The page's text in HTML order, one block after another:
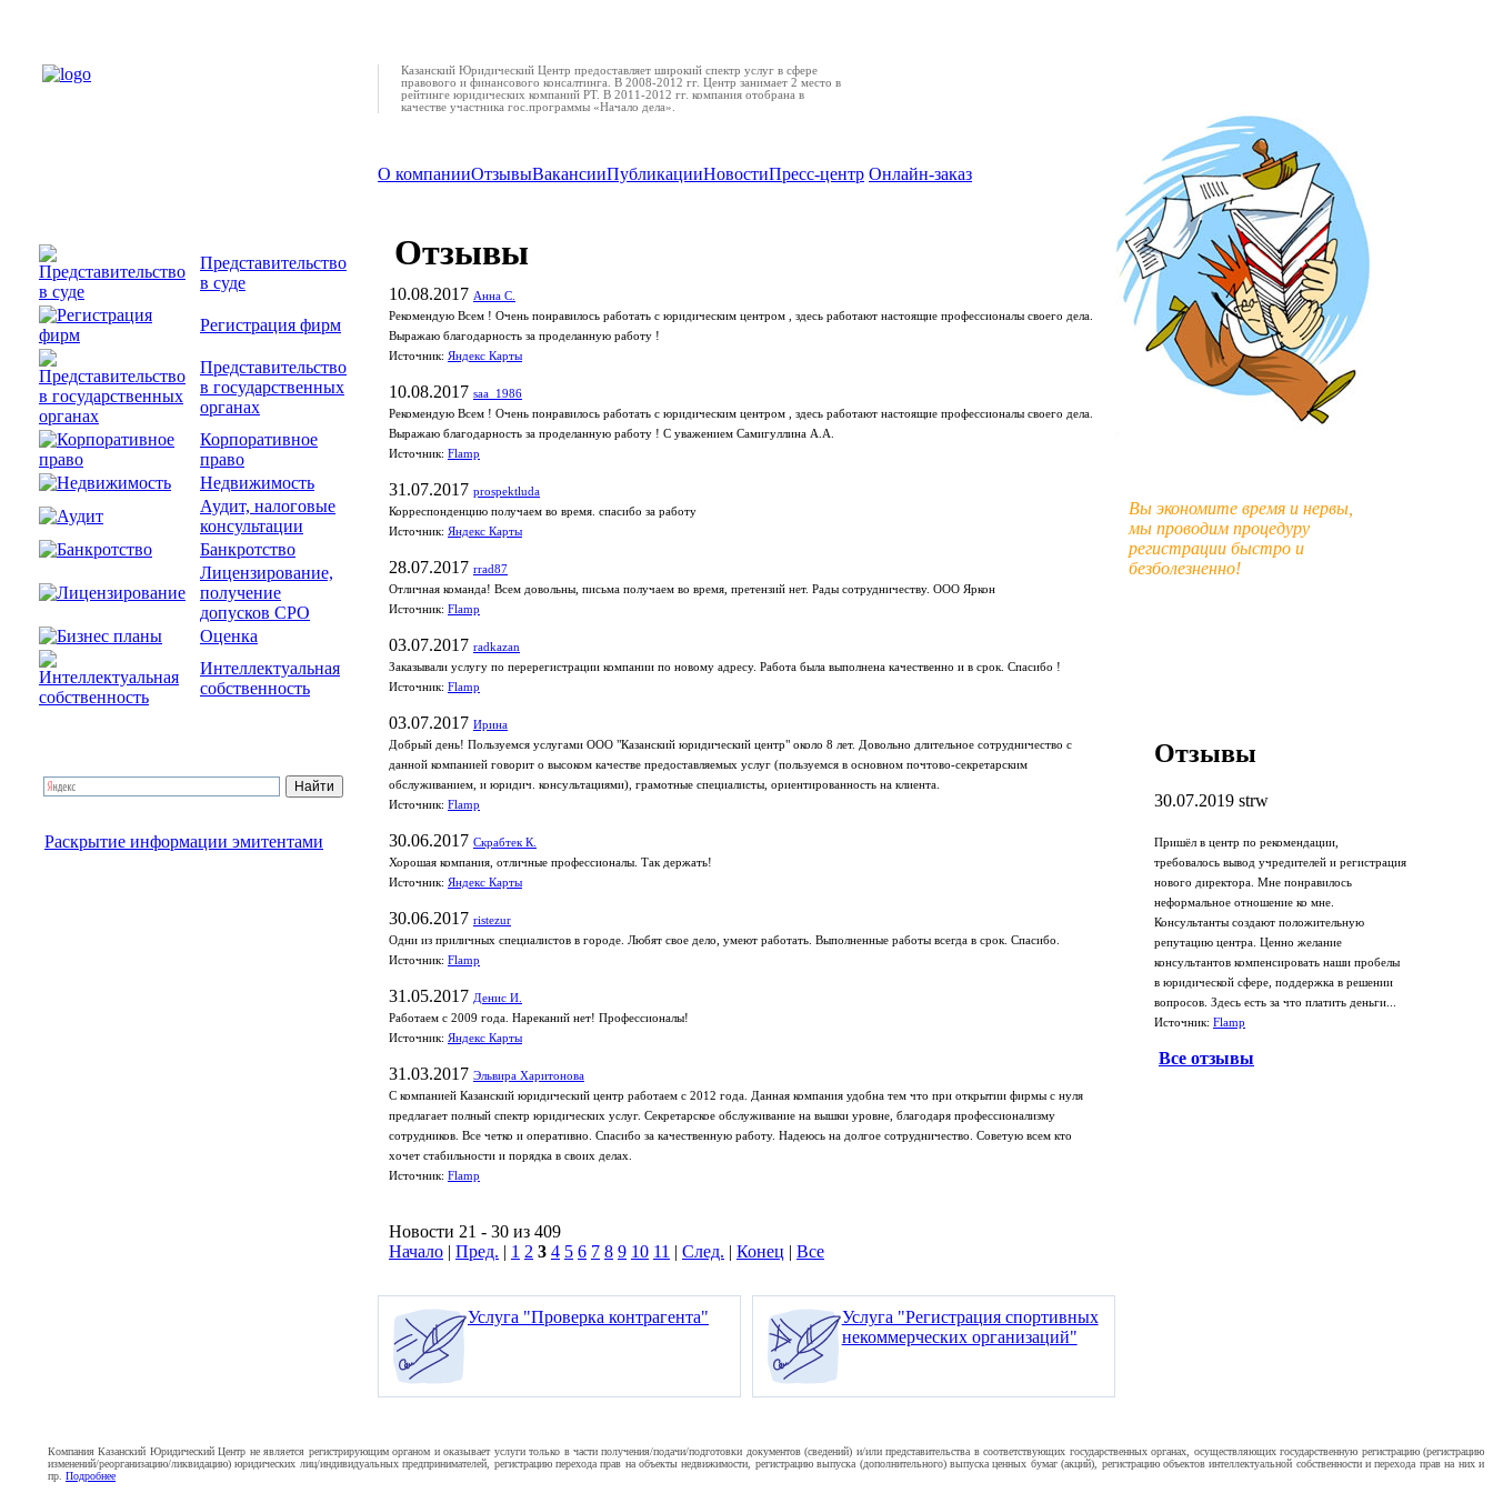
Представительство
в суде
Регистрация фирм
Представительство
в государственных
органах
Корпоративное
право
Недвижимость
Аудит, налоговые
консультации
Банкротство
Лицензирование,
получение
допусков СРО
Оценка
Интеллектуальная
собственность
Раскрытие информации эмитентами
Казанский Юридический Центр предоставляет широкий спектр услуг в сфере
правового и финансового консалтинга. В 2008-2012 гг. Центр занимает 2 место в
рейтинге юридических компаний РТ. В 2011-2012 гг. компания отобрана в
качестве участника гос.программы «Начало дела».
О компанииОтзывыВакансииПубликацииНовостиПресс-центр Онлайн-заказ
Отзывы
10.08.2017 Анна С.
Рекомендую Всем ! Очень понравилось работать с юридическим центром , здесь работают настоящие профессионалы своего дела.
Выражаю благодарность за проделанную работу !
Источник: Яндекс Карты
10.08.2017 saa_1986
Рекомендую Всем ! Очень понравилось работать с юридическим центром , здесь работают настоящие профессионалы своего дела.
Выражаю благодарность за проделанную работу ! С уважением Самигуллина А.А.
Источник: Flamp
31.07.2017 prospektluda
Корреспонденцию получаем во время. спасибо за работу
Источник: Яндекс Карты
28.07.2017 rrad87
Отличная команда! Всем довольны, письма получаем во время, претензий нет. Рады сотрудничеству. ООО Яркон
Источник: Flamp
03.07.2017 radkazan
Заказывали услугу по перерегистрации компании по новому адресу. Работа была выполнена качественно и в срок. Спасибо !
Источник: Flamp
03.07.2017 Ирина
Добрый день! Пользуемся услугами ООО "Казанский юридический центр" около 8 лет. Довольно длительное сотрудничество с
данной компанией говорит о высоком качестве предоставляемых услуг (пользуемся в основном почтово-секретарским
обслуживанием, и юридич. консультациями), грамотные специалисты, ориентированность на клиента.
Источник: Flamp
30.06.2017 Скрабтек К.
Хорошая компания, отличные профессионалы. Так держать!
Источник: Яндекс Карты
30.06.2017 ristezur
Одни из приличных специалистов в городе. Любят свое дело, умеют работать. Выполненные работы всегда в срок. Спасибо.
Источник: Flamp
31.05.2017 Денис И.
Работаем с 2009 года. Нареканий нет! Профессионалы!
Источник: Яндекс Карты
31.03.2017 Эльвира Харитонова
С компанией Казанский юридический центр работаем с 2012 года. Данная компания удобна тем что при открытии фирмы с нуля
предлагает полный спектр юридических услуг. Секретарское обслуживание на вышки уровне, благодаря профессионализму
сотрудников. Все четко и оперативно. Спасибо за качественную работу. Надеюсь на долгое сотрудничество. Советую всем кто
хочет стабильности и порядка в своих делах.
Источник: Flamp
Новости 21 - 30 из 409
Начало | Пред. | 1 2 3 4 5 6 7 8 9 10 11 | След. | Конец | Все
Услуга "Проверка контрагента"
Услуга "Регистрация спортивных
некоммерческих организаций"
Вы экономите время и нервы,
мы проводим процедуру
регистрации быстро и
безболезненно!
Отзывы
30.07.2019 strw
Пришёл в центр по рекомендации,
требовалось вывод учредителей и регистрация
нового директора. Мне понравилось
неформальное отношение ко мне.
Консультанты создают положительную
репутацию центра. Ценно желание
консультантов компенсировать наши пробелы
в юридической сфере, поддержка в решении
вопросов. Здесь есть за что платить деньги...
Источник: Flamp
Все отзывы
Компания Казанский Юридический Центр не является регистрирующим органом и оказывает услуги только в части получения/подачи/подготовки документов (сведений) и/или представительства в соответствующих государственных органах, осуществляющих государственную регистрацию (регистрацию
изменений/реорганизацию/ликвидацию) юридических лиц/индивидуальных предпринимателей, регистрацию перехода прав на объекты недвижимости, регистрацию выпуска (дополнительного) выпуска ценных бумаг (акций), регистрацию объектов интеллектуальной собственности и перехода прав на них и
пр. Подробнее